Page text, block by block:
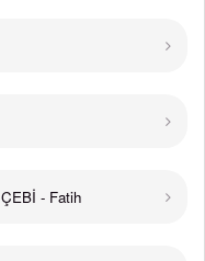
- Fatih